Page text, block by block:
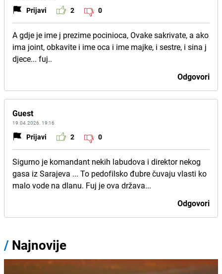
Prijavi 2 0
A gdje je ime j prezime pocinioca, Ovake sakrivate, a ako
ima joint, obkavite i ime oca i ime majke, i sestre, i sina j
djece... fuj..
Odgovori
Guest
19.04.2026. 19:16
Prijavi 2 0
Sigurno je komandant nekih labudova i direktor nekog
gasa iz Sarajeva ... To pedofilsko đubre čuvaju vlasti ko
malo vode na dlanu. Fuj je ova država...
Odgovori
/ Najnovije